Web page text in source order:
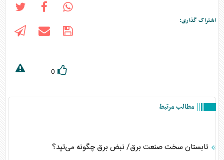
اشتراک گذاری:
0
مطالب مرتبط
تابستان سخت صنعت برق/ نبض برق ‌چگونه می‌تپد؟